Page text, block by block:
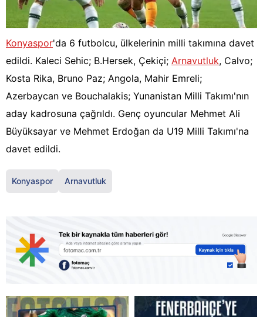
Konyaspor'da 6 futbolcu, ülkelerinin milli takımına davet
edildi. Kaleci Sehic; B.Hersek, Çekiçi; Arnavutluk, Calvo;
Kosta Rika, Bruno Paz; Angola, Mahir Emreli;
Azerbaycan ve Bouchalakis; Yunanistan Milli Takımı'nın
aday kadrosuna çağrıldı. Genç oyuncular Mehmet Ali
Büyüksayar ve Mehmet Erdoğan da U19 Milli Takımı'na
davet edildi.
Konyaspor Arnavutluk